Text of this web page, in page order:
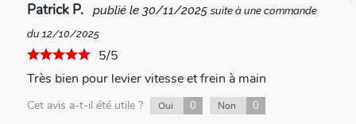
Patrick P. publié le 30/11/2025 suite à une commande
du 12/10/2025
5/5
Très bien pour levier vitesse et frein à main
Cet avis a-t-il été utile ? Oui 0 Non 0